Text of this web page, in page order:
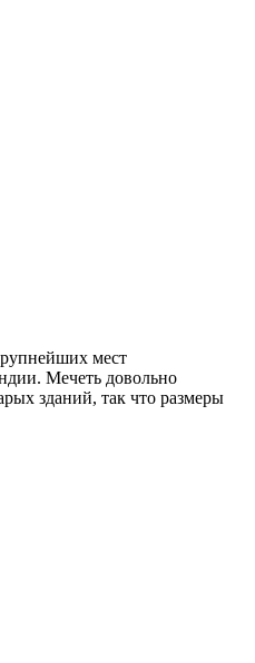
мест
Мечеть довольно
зданий, так что размеры